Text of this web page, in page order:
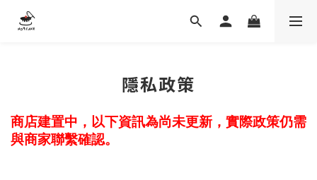
隱私政策
商店建置中，以下資訊為尚未更新，實際政策仍需
與商家聯繫確認。